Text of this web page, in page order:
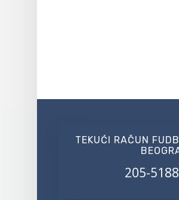
TEKUĆI RAČUN
205-